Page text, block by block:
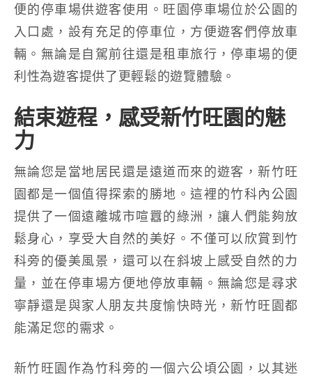
便的停車場供遊客使用。旺園停車場位於公園的
入口處，設有充足的停車位，方便遊客們停放車
輛。無論是自駕前往還是租車旅行，停車場的便
利性為遊客提供了更輕鬆的遊覽體驗。
結束遊程，感受新竹旺園的魅
力
無論您是當地居民還是遠道而來的遊客，新竹旺
園都是一個值得探索的勝地。這裡的竹科內公園
提供了一個遠離城市喧囂的綠洲，讓人們能夠放
鬆身心，享受大自然的美好。不僅可以欣賞到竹
科旁的優美風景，還可以在斜坡上感受自然的力
量，並在停車場方便地停放車輛。無論您是尋求
寧靜還是與家人朋友共度愉快時光，新竹旺園都
能滿足您的需求。
新竹旺園作為竹科旁的一個六公頃公園，以其迷